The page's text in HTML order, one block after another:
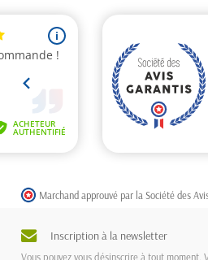
Marchand approuvé par la Société des
Inscription à la newsletter
Vous pouvez vous désinscrire à tout moment.